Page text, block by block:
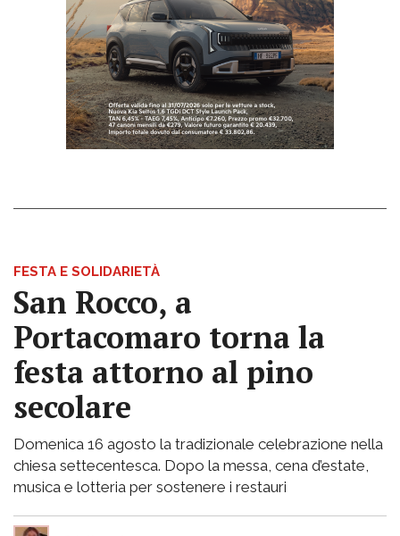
FESTA E SOLIDARIETÀ
San Rocco, a
Portacomaro torna la
festa attorno al pino
secolare
Domenica 16 agosto la tradizionale celebrazione nella
chiesa settecentesca. Dopo la messa, cena d’estate,
musica e lotteria per sostenere i restauri